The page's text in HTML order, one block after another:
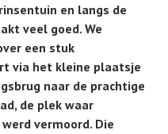
en langs de
veel goed. We
een stuk
via het kleine plaatsje
naar de prachtige
de plek waar
vermoord. Die